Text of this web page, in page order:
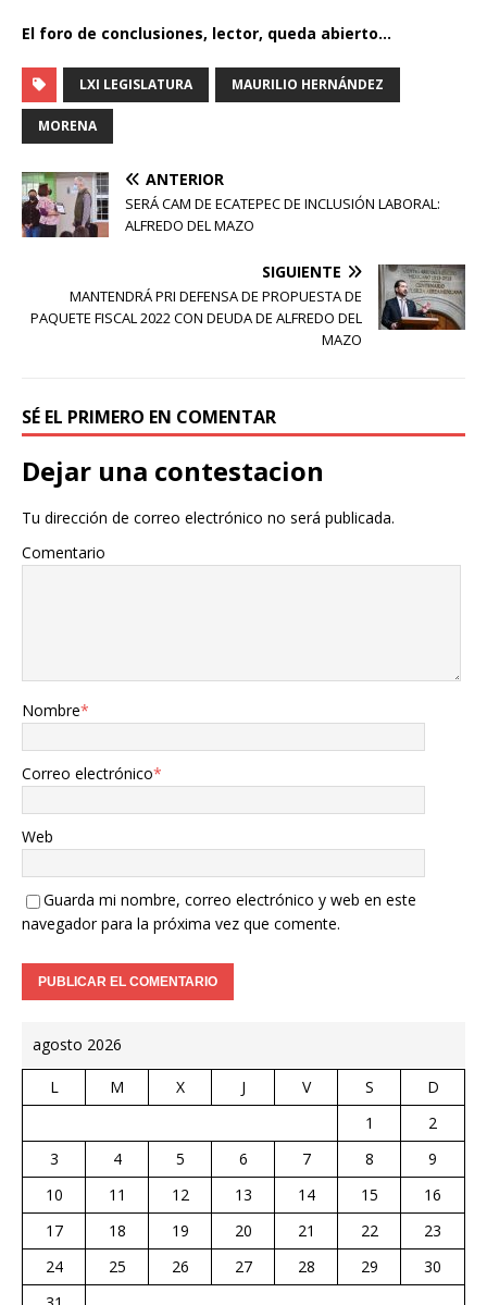
El foro de conclusiones, lector, queda abierto…
LXI LEGISLATURA MAURILIO HERNÁNDEZ
MORENA
ANTERIOR
SERÁ CAM DE ECATEPEC DE INCLUSIÓN LABORAL:
ALFREDO DEL MAZO
SIGUIENTE
MANTENDRÁ PRI DEFENSA DE PROPUESTA DE
PAQUETE FISCAL 2022 CON DEUDA DE ALFREDO DEL
MAZO
SÉ EL PRIMERO EN COMENTAR
Dejar una contestacion
Tu dirección de correo electrónico no será publicada.
Comentario
Nombre*
Correo electrónico*
Web
Guarda mi nombre, correo electrónico y web en este
navegador para la próxima vez que comente.
agosto 2026
L M X J V S
D
1
2
3
4 5 6 7 8
9
10
11 12 13 14 15
16
17
18 19 20 21 22
23
24
25 26 27 28 29
30